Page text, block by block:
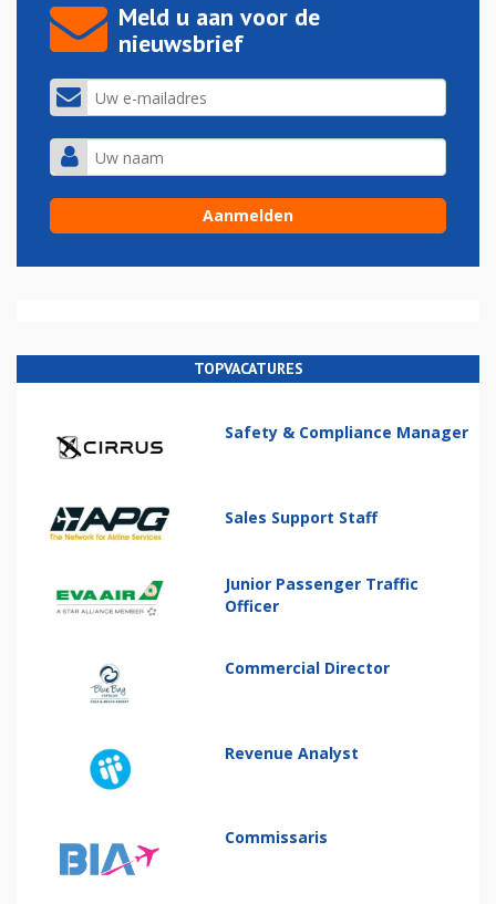
Meld u aan voor de
nieuwsbrief
TOPVACATURES
Safety & Compliance Manager
Sales Support Staff
Junior Passenger Traffic
Officer
Commercial Director
Revenue Analyst
Commissaris